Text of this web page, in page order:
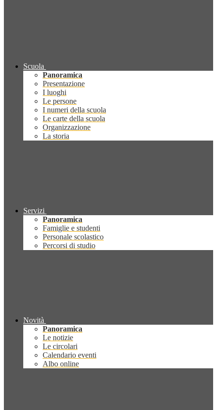
Scuola
Panoramica
Presentazione
I luoghi
Le persone
I numeri della scuola
Le carte della scuola
Organizzazione
La storia
Servizi
Panoramica
Famiglie e studenti
Personale scolastico
Percorsi di studio
Novità
Panoramica
Le notizie
Le circolari
Calendario eventi
Albo online